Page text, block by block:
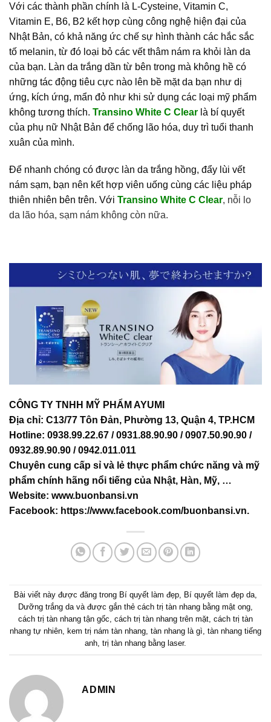
Với các thành phần chính là L-Cysteine, Vitamin C,
Vitamin E, B6, B2 kết hợp cùng công nghệ hiện đại của
Nhật Bản, có khả năng ức chế sự hình thành các hắc sắc
tố melanin, từ đó loại bỏ các vết thâm nám ra khỏi làn da
của bạn. Làn da trắng dần từ bên trong mà không hề có
những tác động tiêu cực nào lên bề mặt da bạn như dị
ứng, kích ứng, mẩn đỏ như khi sử dụng các loại mỹ phẩm
không tương thích. Transino White C Clear là bí quyết
của phụ nữ Nhật Bản để chống lão hóa, duy trì tuổi thanh
xuân của mình.
Để nhanh chóng có được làn da trắng hồng, đẩy lùi vết
nám sạm, bạn nên kết hợp viên uống cùng các liệu pháp
thiên nhiên bên trên. Với Transino White C Clear, nỗi lo
da lão hóa, sạm nám không còn nữa.
CÔNG TY TNHH MỸ PHẨM AYUMI
Địa chỉ: C13/77 Tôn Đản, Phường 13, Quận 4, TP.HCM
Hotline: 0938.99.22.67 / 0931.88.90.90 / 0907.50.90.90 /
0932.89.90.90 / 0942.011.011
Chuyên cung cấp sỉ và lẻ thực phẩm chức năng và mỹ
phẩm chính hãng nổi tiếng của Nhật, Hàn, Mỹ, …
Website: www.buonbansi.vn
Facebook: https://www.facebook.com/buonbansi.vn.
Bài viết này được đăng trong Bí quyết làm đẹp, Bí quyết làm đẹp da,
Dưỡng trắng davà được gắn thẻ cách trị tàn nhang bằng mật ong,
cách trị tàn nhang tận gốc, cách trị tàn nhang trên mặt, cách trị tàn
nhang tự nhiên, kem trị nám tàn nhang, tàn nhang là gì, tàn nhang tiếng
anh, trị tàn nhang bằng laser.
ADMIN